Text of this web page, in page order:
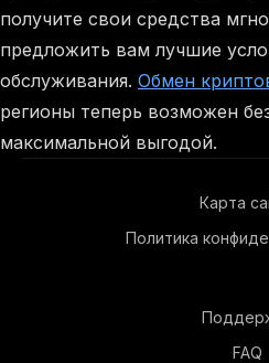
получите свои средства
предложить вам лучшие
обслуживания. Обмен
регионы теперь возможен
максимальной выгодой.
Карта
Политика
FAQ